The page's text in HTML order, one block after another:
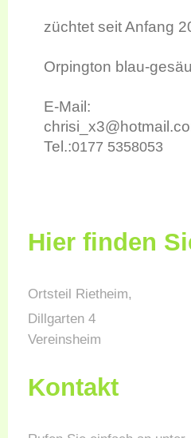
züchtet seit Anfang
Orpington blau-
E-Mail:
Tel.:0177 5358053
Hier finden
Ortsteil Rietheim,
Dillgarten 4
Vereinsheim
Kontakt